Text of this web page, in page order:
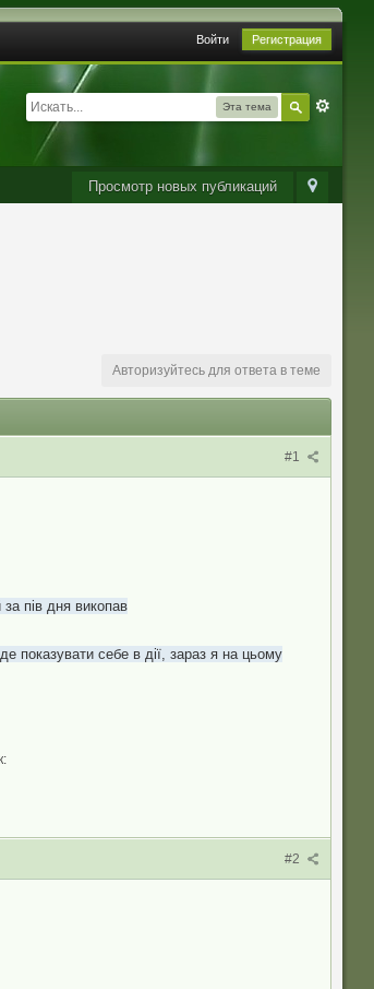
Войти Регистрация
Эта тема
Просмотр новых публикаций
Авторизуйтесь для ответа в теме
#1
пів дня викопав
показувати себе в дії, зараз я на цьому
#2